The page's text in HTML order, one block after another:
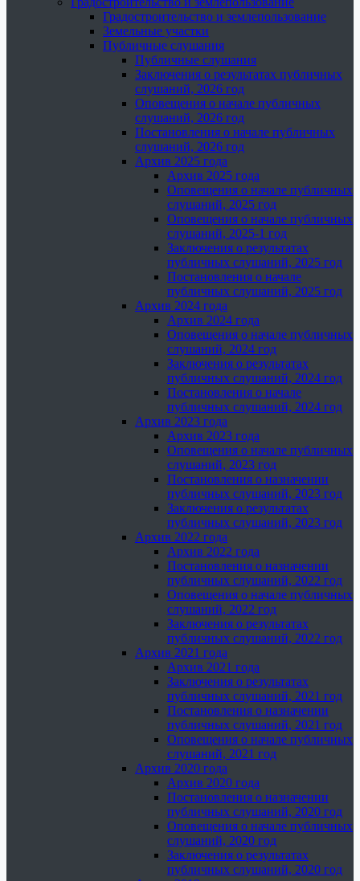
Градостроительство и землепользование
Земельные участки
Публичные слушания
Публичные слушания
Заключения о результатах публичных
слушаний, 2026 год
Оповещения о начале публичных
слушаний, 2026 год
Постановления о начале публичных
слушаний, 2026 год
Архив 2025 года
Архив 2025 года
Оповещения о начале публичных
слушаний, 2025 год
Оповещения о начале публичных
слушаний, 2025-1 год
Заключения о результатах
публичных слушаний, 2025 год
Постановления о начале
публичных слушаний, 2025 год
Архив 2024 года
Архив 2024 года
Оповещения о начале публичных
слушаний, 2024 год
Заключения о результатах
публичных слушаний, 2024 год
Постановления о начале
публичных слушаний, 2024 год
Архив 2023 года
Архив 2023 года
Оповещения о начале публичных
слушаний, 2023 год
Постановления о назначении
публичных слушаний, 2023 год
Заключения о результатах
публичных слушаний, 2023 год
Архив 2022 года
Архив 2022 года
Постановления о назначении
публичных слушаний, 2022 год
Оповещения о начале публичных
слушаний, 2022 год
Заключения о результатах
публичных слушаний, 2022 год
Архив 2021 года
Архив 2021 года
Заключения о результатах
публичных слушаний, 2021 год
Постановления о назначении
публичных слушаний, 2021 год
Оповещения о начале публичных
слушаний, 2021 год
Архив 2020 года
Архив 2020 года
Постановления о назначении
публичных слушаний, 2020 год
Оповещения о начале публичных
слушаний, 2020 год
Заключения о результатах
публичных слушаний, 2020 год